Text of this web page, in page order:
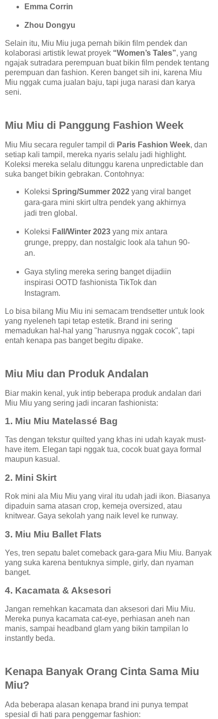
Emma Corrin
Zhou Dongyu
Selain itu, Miu Miu juga pernah bikin film pendek dan
kolaborasi artistik lewat proyek “Women’s Tales”, yang
ngajak sutradara perempuan buat bikin film pendek tentang
perempuan dan fashion. Keren banget sih ini, karena Miu
Miu nggak cuma jualan baju, tapi juga narasi dan karya
seni.
Miu Miu di Panggung Fashion Week
Miu Miu secara reguler tampil di Paris Fashion Week, dan
setiap kali tampil, mereka nyaris selalu jadi highlight.
Koleksi mereka selalu ditunggu karena unpredictable dan
suka banget bikin gebrakan. Contohnya:
Koleksi Spring/Summer 2022yang viral banget
gara-gara mini skirt ultra pendek yang akhirnya
jadi tren global.
Koleksi Fall/Winter 2023yang mix antara
grunge, preppy, dan nostalgic look ala tahun 90-
an.
Gaya styling mereka sering banget dijadiin
inspirasi OOTD fashionista TikTok dan
Instagram.
Lo bisa bilang Miu Miu ini semacam trendsetter untuk look
yang nyeleneh tapi tetap estetik. Brand ini sering
memadukan hal-hal yang "harusnya nggak cocok", tapi
entah kenapa pas banget begitu dipake.
Miu Miu dan Produk Andalan
Biar makin kenal, yuk intip beberapa produk andalan dari
Miu Miu yang sering jadi incaran fashionista:
1. Miu Miu Matelassé Bag
Tas dengan tekstur quilted yang khas ini udah kayak must-
have item. Elegan tapi nggak tua, cocok buat gaya formal
maupun kasual.
2. Mini Skirt
Rok mini ala Miu Miu yang viral itu udah jadi ikon. Biasanya
dipaduin sama atasan crop, kemeja oversized, atau
knitwear. Gaya sekolah yang naik level ke runway.
3. Miu Miu Ballet Flats
Yes, tren sepatu balet comeback gara-gara Miu Miu. Banyak
yang suka karena bentuknya simple, girly, dan nyaman
banget.
4. Kacamata & Aksesori
Jangan remehkan kacamata dan aksesori dari Miu Miu.
Mereka punya kacamata cat-eye, perhiasan aneh nan
manis, sampai headband glam yang bikin tampilan lo
instantly beda.
Kenapa Banyak Orang Cinta Sama Miu
Miu?
Ada beberapa alasan kenapa brand ini punya tempat
spesial di hati para penggemar fashion: